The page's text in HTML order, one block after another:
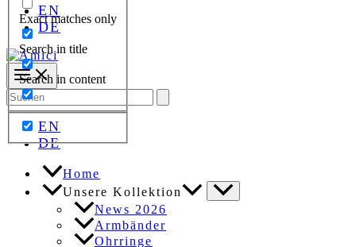
Exact matches only
Search in title
Search in content
EN
DE
Search
for:
EN
DE
Home
Unsere Kollektion
News 2026
Armbänder
Ohrringe